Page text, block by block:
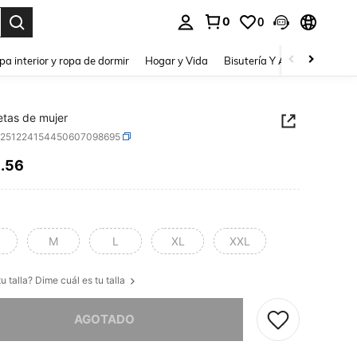
0 0
interior y ropa de dormir Hogar y Vida Bisutería Y Accesorios
de mujer
AND AVAILABILITY
.56
M L XL XXL
talla? Dime cuál es tu talla
AGOTADO
este producto está agotado.